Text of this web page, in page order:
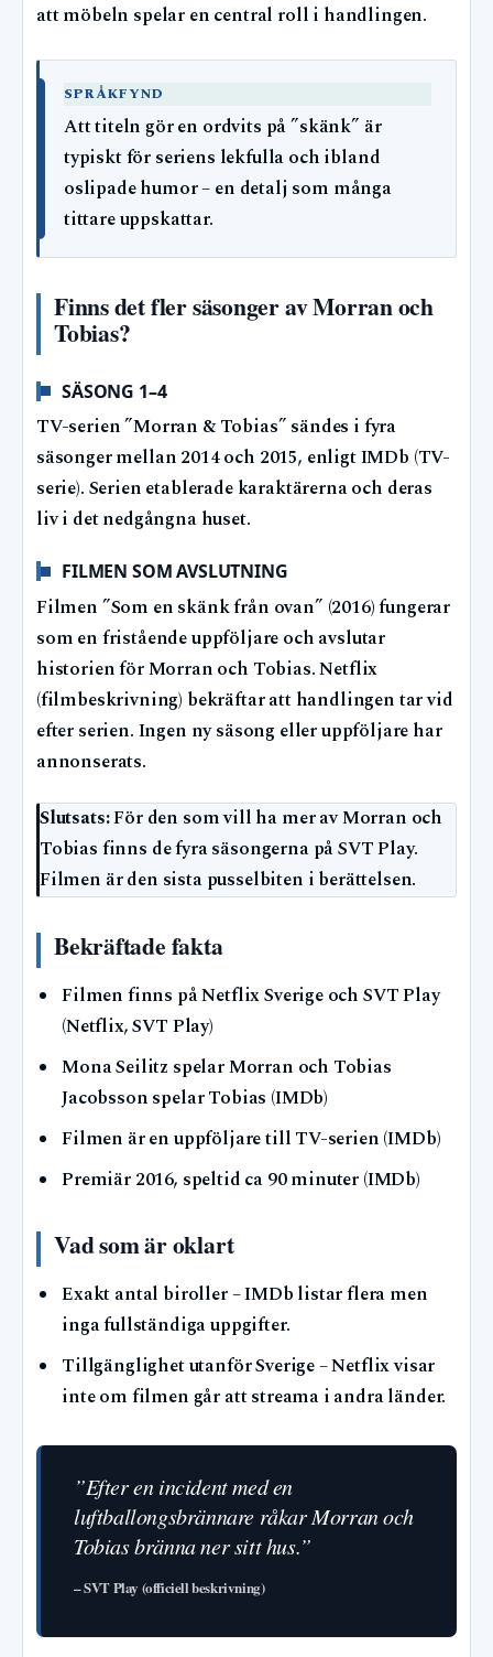
att möbeln spelar en central roll i handlingen.
SPRÅKFYND
Att titeln gör en ordvits på ”skänk” är
typiskt för seriens lekfulla och ibland
oslipade humor – en detalj som många
tittare uppskattar.
Finns det fler säsonger av Morran och
Tobias?
SÄSONG 1–4
TV-serien ”Morran & Tobias” sändes i fyra
säsonger mellan 2014 och 2015, enligt IMDb (TV-
serie). Serien etablerade karaktärerna och deras
liv i det nedgångna huset.
FILMEN SOM AVSLUTNING
Filmen ”Som en skänk från ovan” (2016) fungerar
som en fristående uppföljare och avslutar
historien för Morran och Tobias. Netflix
(filmbeskrivning) bekräftar att handlingen tar vid
efter serien. Ingen ny säsong eller uppföljare har
annonserats.
Slutsats:För den som vill ha mer av Morran och
Tobias finns de fyra säsongerna på SVT Play.
Filmen är den sista pusselbiten i berättelsen.
Bekräftade fakta
Filmen finns på Netflix Sverige och SVT Play
(Netflix, SVT Play)
Mona Seilitz spelar Morran och Tobias
Jacobsson spelar Tobias (IMDb)
Filmen är en uppföljare till TV-serien (IMDb)
Premiär 2016, speltid ca 90 minuter (IMDb)
Vad som är oklart
Exakt antal biroller – IMDb listar flera men
inga fullständiga uppgifter.
Tillgänglighet utanför Sverige – Netflix visar
inte om filmen går att streama i andra länder.
”Efter en incident med en
luftballongsbrännare råkar Morran och
Tobias bränna ner sitt hus.”
– SVT Play (officiell beskrivning)